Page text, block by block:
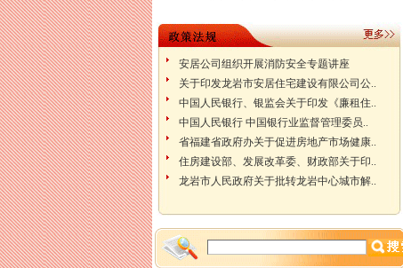
安居公司组织开展消防安全专题讲座
关于印发龙岩市安居住宅建设有限公司公..
中国人民银行、银监会关于印发《廉租住..
中国人民银行 中国银行业监督管理委员..
省福建省政府办关于促进房地产市场健康..
住房建设部、发展改革委、财政部关于印..
龙岩市人民政府关于批转龙岩中心城市解..